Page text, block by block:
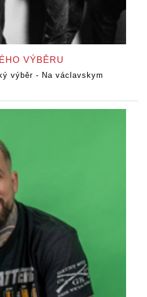
VÝBĚRU
výběr - Na václavskym